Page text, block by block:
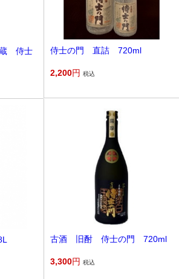
蔵 侍士
侍士の門 直詰 720ml
2,200円 税込
古酒 旧酎 侍士の門 720ml
3,300円 税込